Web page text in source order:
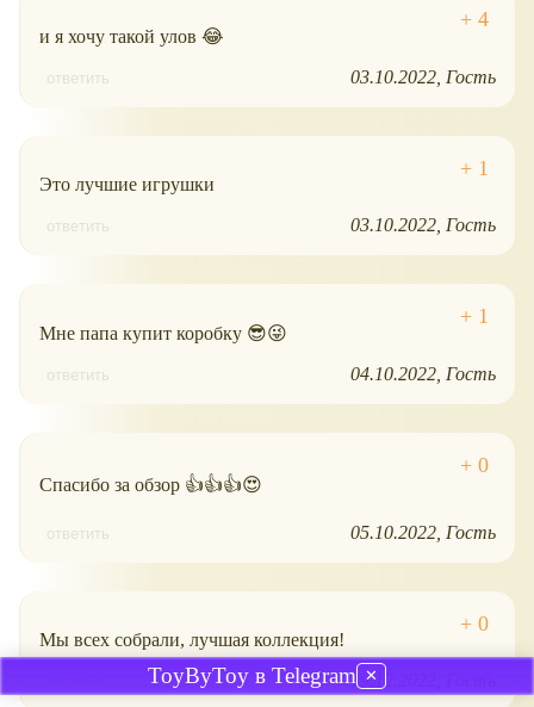
и я хочу такой улов 😂
ответить 03.10.2022 Гость
Это лучшие игрушки
ответить 03.10.2022 Гость
Мне папа купит коробку 😎😜
ответить 04.10.2022 Гость
Спасибо за обзор 👍👍👍😍
ответить 05.10.2022 Гость
Мы всех собрали, лучшая коллекция!
19.12.2022
ToyByToy в Telegram ✕